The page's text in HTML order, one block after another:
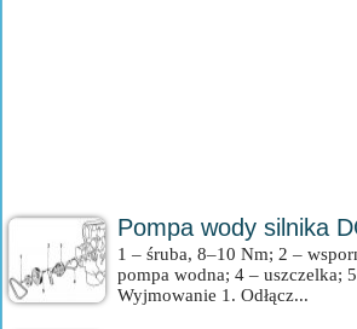
Pompa wody silnika
1 – śruba, 8–10 Nm; 2 –
pompa wodna; 4 – uszczelka;
Wyjmowanie 1. Odłącz...